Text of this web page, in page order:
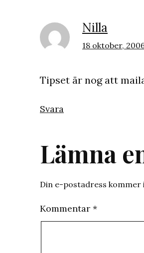
Nilla
18 oktober,
Tipset är nog att
Svara
Lämna
Din e-postadress kommer
Kommentar *